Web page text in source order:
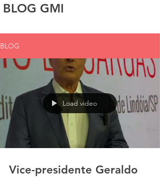
BLOG GMI
BLOG
Load video
Vice-presidente Geraldo